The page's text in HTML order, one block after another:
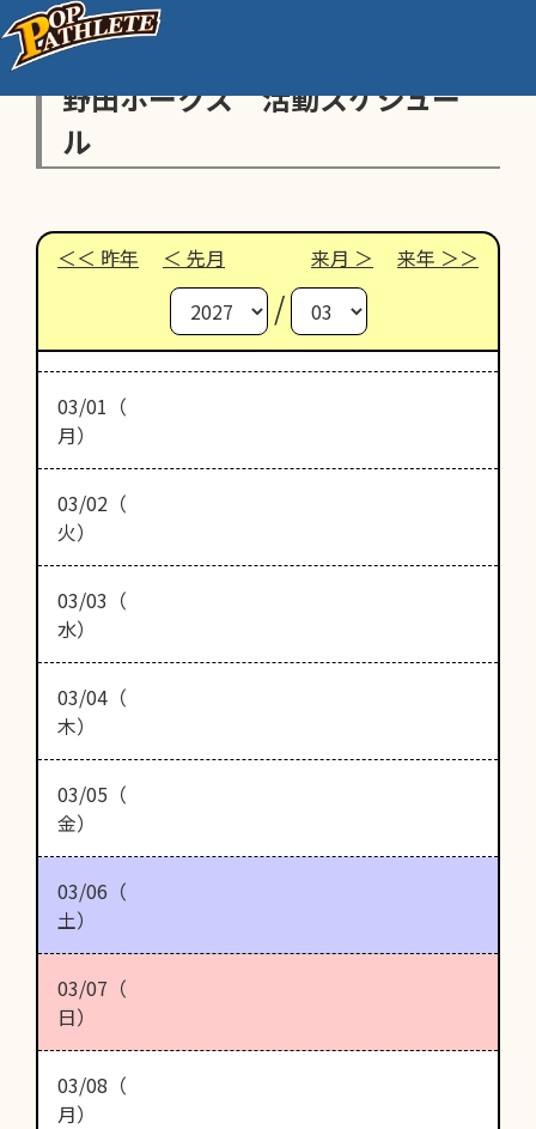
野田ホークス 活動スケジュー
ル
昨年 先月 来月 来年
/
03/01（
月）
03/02（
火）
03/03（
水）
03/04（
木）
03/05（
金）
03/06（
土）
03/07（
日）
03/08（
月）